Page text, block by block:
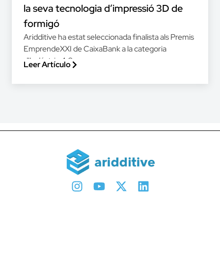
la seva tecnologia d’impressió 3D de
formigó
Aridditive ha estat seleccionada finalista als Premis
EmprendeXXI de CaixaBank a la categoria
d'Indústria 4.0...
Leer Artículo